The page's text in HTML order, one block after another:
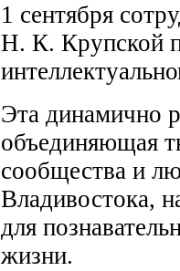
1 сентября
Н. К. Крупской
Эта динамично
объединяющая
сообщества и
Владивостока,
для
жизни.